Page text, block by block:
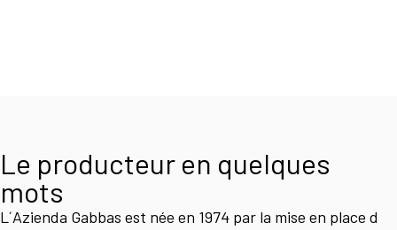
Le producteur en quelques
mots
L´Azienda Gabbas est née en 1974 par la mise en place d